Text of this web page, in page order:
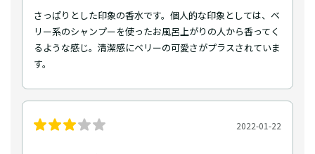
さっぱりとした印象の香水です。個人的な印象としては、ベ
リー系のシャンプーを使ったお風呂上がりの人から香ってく
るような感じ。清潔感にベリーの可愛さがプラスされていま
す。
2022-01-22